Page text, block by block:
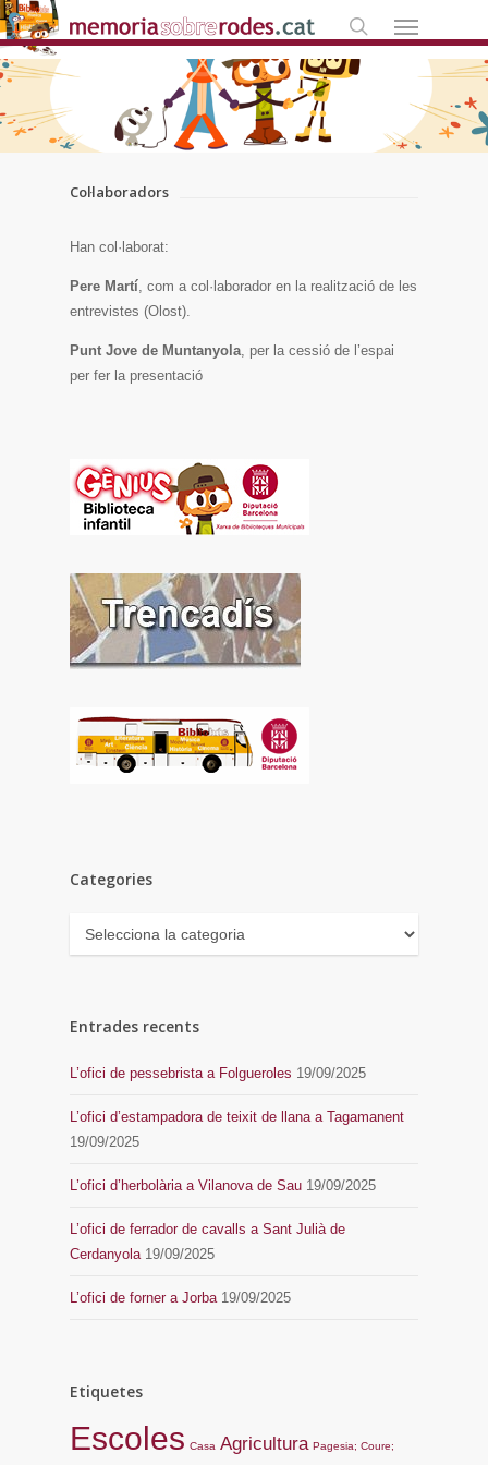
Skip
to
main
content
search
Menú
Col·laboradors
Han col·laborat:
Pere Martí , com a col·laborador en la realització de les
entrevistes (Olost).
Punt Jove de Muntanyola , per la cessió de l’espai
per fer la presentació
Categories
Entrades recents
L’ofici de pessebrista a Folgueroles 19/09/2025
L’ofici d’estampadora de teixit de llana a Tagamanent
19/09/2025
L’ofici d’herbolària a Vilanova de Sau 19/09/2025
L’ofici de ferrador de cavalls a Sant Julià de
Cerdanyola 19/09/2025
L’ofici de forner a Jorba 19/09/2025
Etiquetes
Escoles Casa Agricultura Pagesia; Coure;